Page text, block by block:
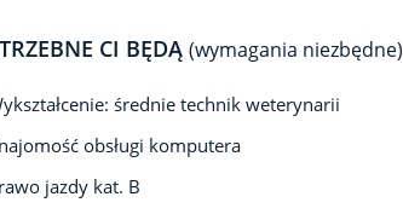
CI BĘDĄ (wymagania niezbędne)
średnie technik weterynarii
obsługi komputera
jazdy kat. B